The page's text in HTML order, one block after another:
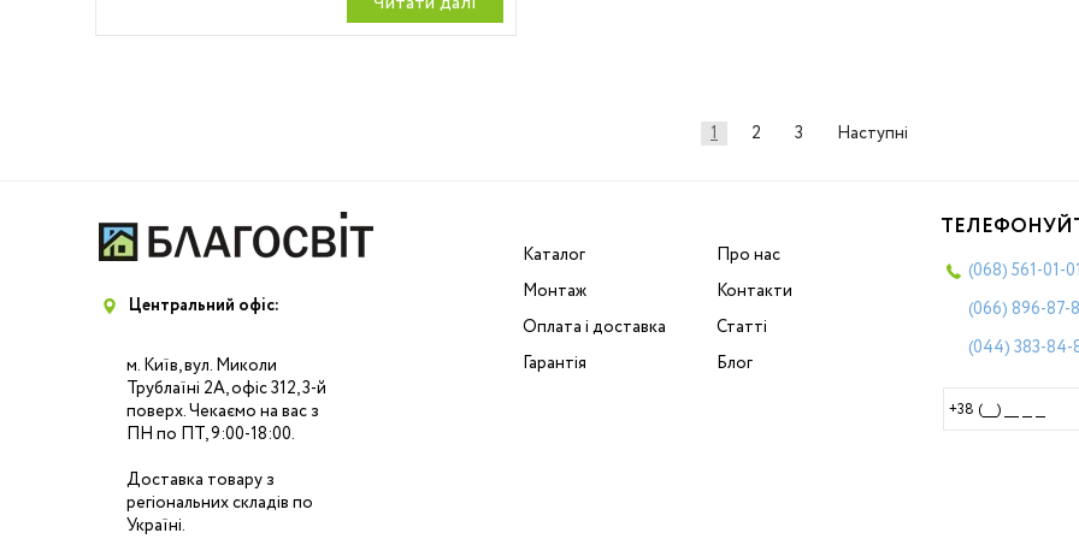
1 2 3 Наступні
Центральний офіс:
м. Київ, вул. Миколи
Трублаїні 2А, офіс 312, 3-й
поверх. Чекаємо на вас з
ПН по ПТ, 9:00-18:00.
Доставка товару з
регіональних складів по
Україні.
Каталог
Монтаж
Оплата і доставка
Гарантія
Про нас
Контакти
Статті
Блог
(068) 561-01-01
(066) 896-87-
(044) 383-84-